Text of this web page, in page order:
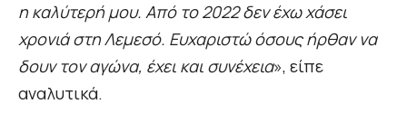
η καλύτερή μου. Από το 2022 δεν έχω χάσει
χρονιά στη Λεμεσό. Ευχαριστώ όσους ήρθαν να
δουν τον αγώνα, έχει και συνέχεια», είπε
αναλυτικά.